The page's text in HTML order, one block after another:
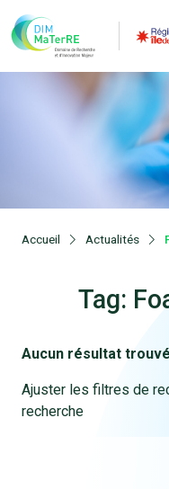
Accueil Actualités
Tag:
Aucun résultat trouvé
Ajuster les filtres de
recherche